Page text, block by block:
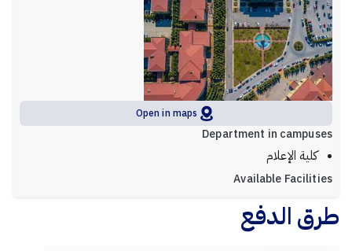
Open in maps
Department in campuses
كلية الإعلام
Available Facilities
طرق الدفع